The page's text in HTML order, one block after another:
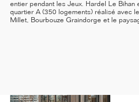
entier pendant les Jeux. Hardel Le Bihan
quartier A (350 logements) réalisé avec
Millet, Bourbouze Graindorge et le